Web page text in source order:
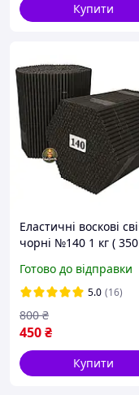
Купити
Еластичні воскові
чорні №140 1 кг (
віск
Готово до відправки
5.0 (16)
450₴
800 ₴
Купити